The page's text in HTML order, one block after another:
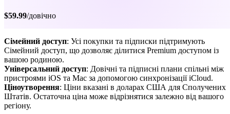
$59.99/довічно
Сімейний доступ: Усі покупки та підписки підтримують
Сімейний доступ, що дозволяє ділитися Premium доступом із
вашою родиною.
Універсальний доступ: Довічні та підписні плани спільні між
пристроями iOS та Mac за допомогою синхронізації iCloud.
Ціноутворення: Ціни вказані в доларах США для Сполучених
Штатів. Остаточна ціна може відрізнятися залежно від вашого
регіону.